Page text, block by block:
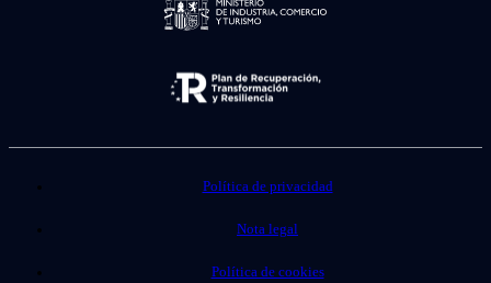
Política de privacidad
Nota legal
Política de cookies